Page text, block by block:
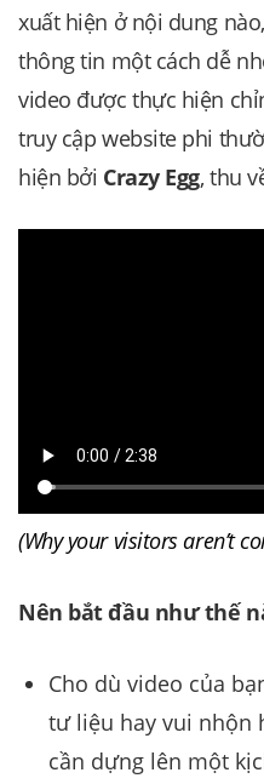
xuất hiện ở nội dung
thông tin một cách dễ
video được thực hiện
truy cập website phi
hiện bởi Crazy Egg, thu
(Why your visitors aren’t
Nên bắt đầu như thế
Cho dù video của
tư liệu hay vui nhộn
cần dựng lên một